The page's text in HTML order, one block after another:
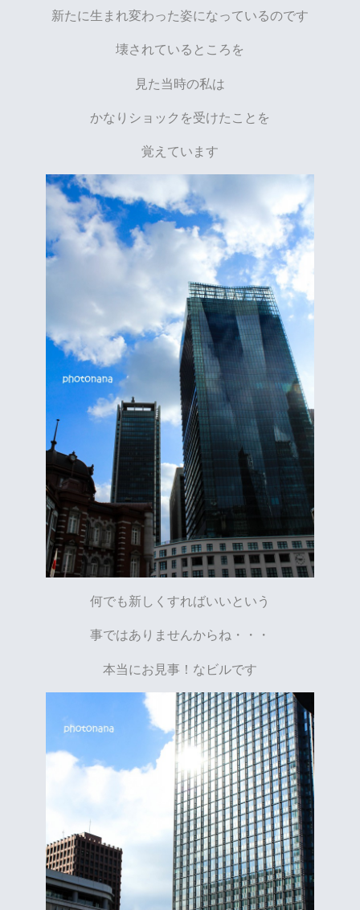
新たに生まれ変わった姿になっているのです
壊されているところを
見た当時の私は
かなりショックを受けたことを
覚えています
何でも新しくすればいいという
事ではありませんからね・・・
本当にお見事！なビルです